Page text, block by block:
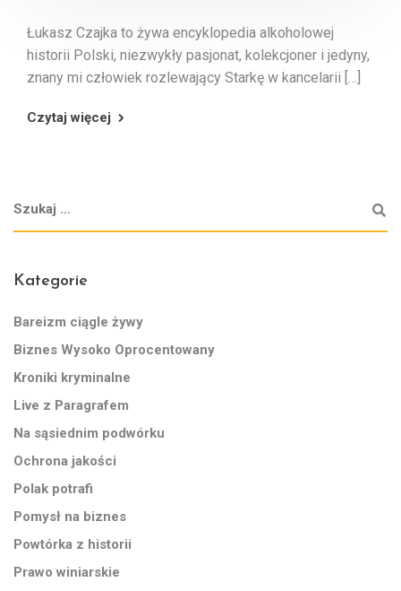
Łukasz Czajka to żywa encyklopedia alkoholowej
historii Polski, niezwykły pasjonat, kolekcjoner i jedyny,
znany mi człowiek rozlewający Starkę w kancelarii […]
Czytaj więcej
Kategorie
Bareizm ciągle żywy
Biznes Wysoko Oprocentowany
Kroniki kryminalne
Live z Paragrafem
Na sąsiednim podwórku
Ochrona jakości
Polak potrafi
Pomysł na biznes
Powtórka z historii
Prawo winiarskie